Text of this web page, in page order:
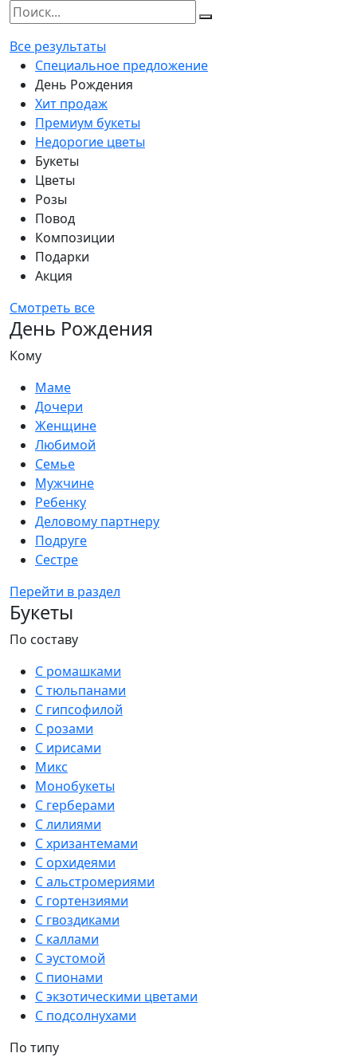
Все результаты
Специальное предложение
День Рождения
Хит продаж
Премиум букеты
Недорогие цветы
Букеты
Цветы
Розы
Повод
Композиции
Подарки
Акция
Смотреть все
День Рождения
Кому
Маме
Дочери
Женщине
Любимой
Семье
Мужчине
Ребенку
Деловому партнеру
Подруге
Сестре
Перейти в раздел
Букеты
По составу
С ромашками
С тюльпанами
С гипсофилой
С розами
С ирисами
Микс
Монобукеты
С герберами
С лилиями
С хризантемами
С орхидеями
С альстромериями
С гортензиями
С гвоздиками
С каллами
С эустомой
С пионами
С экзотическими цветами
С подсолнухами
По типу